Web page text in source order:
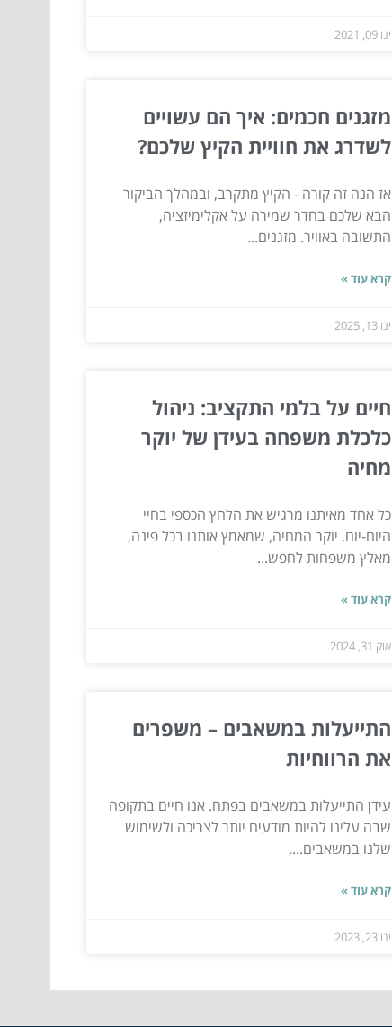
ינו 09, 2021
מזגנים חכמים: איך הם עשויים
לשדרג את חוויית הקיץ שלכם?
אז הנה זה קורה - הקיץ מתקרב, ובמהלך הביקור
הבא שלכם בחדר שמירה על אקלימיזציה,
התשובה באוויר. מזגנים...
קרא עוד »
ינו 13, 2025
חיים על בלמי התקציב: ניהול
כלכלת משפחה בעידן של יוקר
מחיה
כל אחד מאיתנו מרגיש את הלחץ הכספי בחיי
היום-יום. יוקר המחיה, שמאמץ אותנו בכל פינה,
מאלץ משפחות לחפש...
קרא עוד »
אוק 31, 2024
התייעלות במשאבים – משפרים
את הרווחיות
עידן התייעלות במשאבים בפתח. אנו חיים בתקופה
שבה עלינו להיות מודעים יותר לצריכה ולשימוש
שלנו במשאבים....
קרא עוד »
ינו 23, 2023